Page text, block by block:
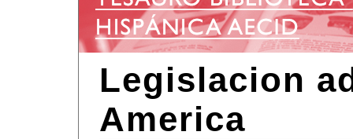
Legislacion
America